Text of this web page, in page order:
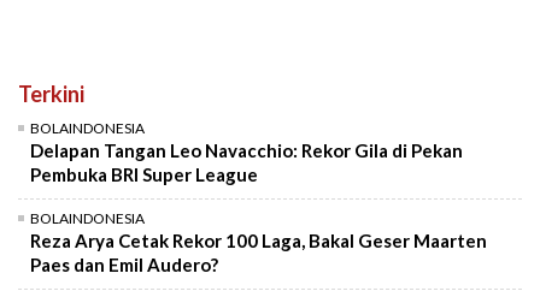
Terkini
BOLAINDONESIA
Delapan Tangan Leo Navacchio: Rekor Gila di Pekan
Pembuka BRI Super League
BOLAINDONESIA
Reza Arya Cetak Rekor 100 Laga, Bakal Geser Maarten
Paes dan Emil Audero?